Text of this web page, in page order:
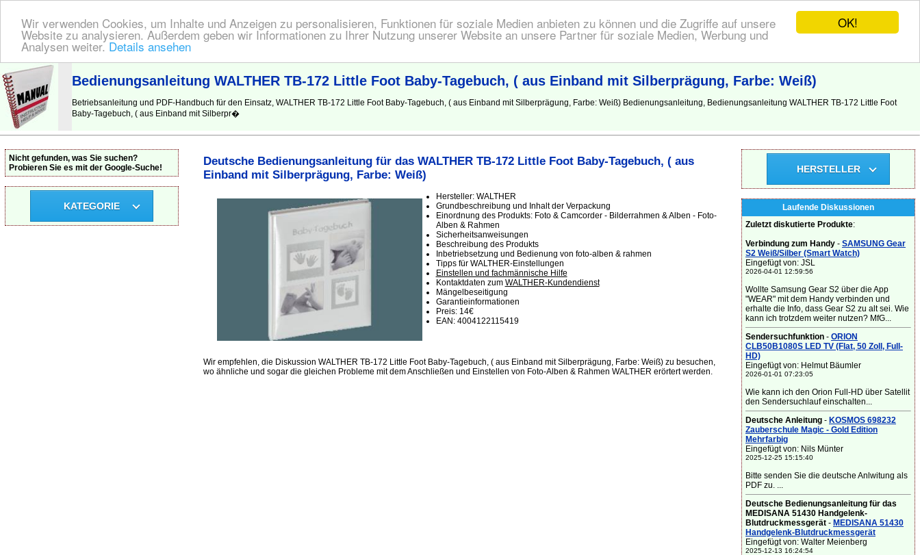
OK!
Wir verwenden Cookies, um Inhalte und Anzeigen zu personalisieren, Funktionen für soziale Medien anbieten zu können und die Zugriffe auf unsere
Website zu analysieren. Außerdem geben wir Informationen zu Ihrer Nutzung unserer Website an unsere Partner für soziale Medien, Werbung und
Analysen weiter. Details ansehen
BEDIENUNGSANLEITUNG | Hier finden Sie die deutsche Anleitung!
Bedienungsanleitung WALTHER TB-172 Little Foot Baby-Tagebuch, ( aus Einband mit Silberprägung, Farbe: Weiß)
Betriebsanleitung und PDF-Handbuch für den Einsatz, WALTHER TB-172 Little Foot Baby-Tagebuch, ( aus Einband mit Silberprägung, Farbe: Weiß) Bedienungsanleitung, Bedienungsanleitung WALTHER TB-172 Little Foot
Baby-Tagebuch, ( aus Einband mit Silberpr�
Deutsche Bedienungsanleitung für das WALTHER TB-172 Little Foot Baby-Tagebuch, ( aus
Einband mit Silberprägung, Farbe: Weiß)
Hersteller: WALTHER
Grundbeschreibung und Inhalt der Verpackung
Einordnung des Produkts: Foto & Camcorder - Bilderrahmen & Alben - Foto-
Alben & Rahmen
Sicherheitsanweisungen
Beschreibung des Produkts
Inbetriebsetzung und Bedienung von foto-alben & rahmen
Tipps für WALTHER-Einstellungen
Einstellen und fachmännische Hilfe
Kontaktdaten zum WALTHER-Kundendienst
Mängelbeseitigung
Garantieinformationen
Preis: 14€
EAN: 4004122115419
Wir empfehlen, die Diskussion WALTHER TB-172 Little Foot Baby-Tagebuch, ( aus Einband mit Silberprägung, Farbe: Weiß) zu besuchen,
wo ähnliche und sogar die gleichen Probleme mit dem Anschließen und Einstellen von Foto-Alben & Rahmen WALTHER erörtert werden.
Nicht gefunden, was Sie suchen?
Probieren Sie es mit der Google-Suche!
KATEGORIE
HERSTELLER
Laufende Diskussionen
Zuletzt diskutierte Produkte:
Verbindung zum Handy - SAMSUNG Gear
S2 Weiß/Silber (Smart Watch)
Eingefügt von: JSL
2026-04-01 12:59:56
Wollte Samsung Gear S2 über die App
"WEAR" mit dem Handy verbinden und
erhalte die Info, dass Gear S2 zu alt sei. Wie
kann ich trotzdem weiter nutzen? MfG...
Sendersuchfunktion - ORION
CLB50B1080S LED TV (Flat, 50 Zoll, Full-
HD)
Eingefügt von: Helmut Bäumler
2026-01-01 07:23:05
Wie kann ich den Orion Full-HD über Satellit
den Sendersuchlauf einschalten...
Deutsche Anleitung - KOSMOS 698232
Zauberschule Magic - Gold Edition
Mehrfarbig
Eingefügt von: Nils Münter
2025-12-25 15:15:40
Bitte senden Sie die deutsche Anlwitung als
PDF zu. ...
Deutsche Bedienungsanleitung für das
MEDISANA 51430 Handgelenk-
Blutdruckmessgerät - MEDISANA 51430
Handgelenk-Blutdruckmessgerät
Eingefügt von: Walter Meienberg
2025-12-13 16:24:54